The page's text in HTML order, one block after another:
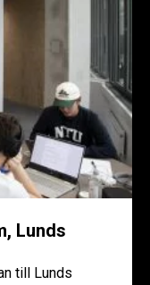
Lunds
till Lunds